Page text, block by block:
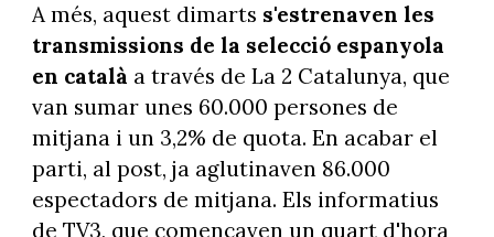
A més, aquest dimarts s'estrenaven les
transmissions de la selecció espanyola
en català a través de La 2 Catalunya, que
van sumar unes 60.000 persones de
mitjana i un 3,2% de quota. En acabar el
parti, al post, ja aglutinaven 86.000
espectadors de mitjana. Els informatius
de TV3, que començaven un quart d'hora